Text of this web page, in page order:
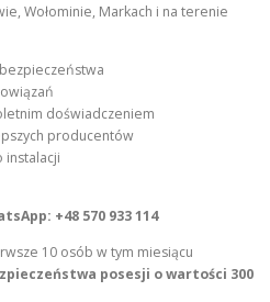
Wołominie, Markach i na terenie
doświadczeniem
producentów
instalacji
+48 570 933 114
10 osób w tym miesiącu
posesji o wartości 300